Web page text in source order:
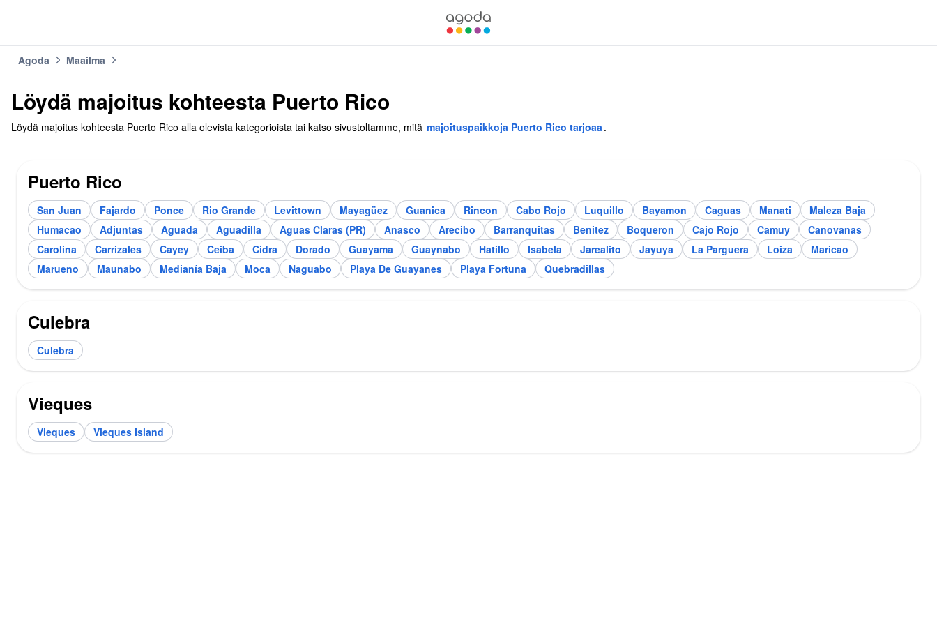
Agoda Maailma
Löydä majoitus kohteesta Puerto Rico
Löydä majoitus kohteesta Puerto Rico alla olevista kategorioista tai katso sivustoltamme, mitä majoituspaikkoja Puerto Rico tarjoaa.
Puerto Rico
San Juan Fajardo Ponce Rio Grande Levittown Mayagüez Guanica Rincon Cabo Rojo Luquillo Bayamon Caguas Manati
Maleza Baja
Humacao
Adjuntas Aguada Aguadilla Aguas Claras (PR) Anasco Arecibo Barranquitas Benitez Boqueron Cajo Rojo Camuy
Canovanas
Carolina
Carrizales Cayey Ceiba Cidra Dorado Guayama Guaynabo Hatillo Isabela Jarealito Jayuya La Parguera Loiza
Maricao
Marueno
Maunabo Medianía Baja Moca Naguabo Playa De Guayanes Playa Fortuna Quebradillas
Culebra
Culebra
Vieques
Vieques Vieques Island